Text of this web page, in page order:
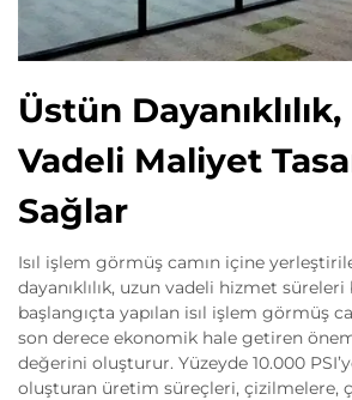
Üstün
Vadeli Maliyet
Sağlar
Isıl işlem görmüş camın içine
dayanıklılık, uzun vadeli hizmet süreleri
başlangıçta yapılan isıl işlem görmüş
son derece ekonomik hale getiren
değerini oluşturur. Yüzeyde 10.000
oluşturan üretim süreçleri, çizilmelere,